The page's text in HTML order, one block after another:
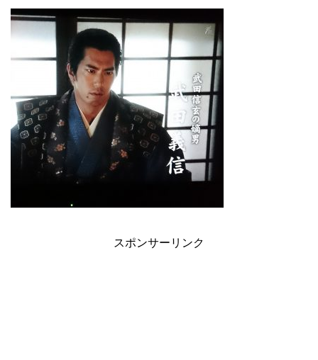
スポンサーリンク